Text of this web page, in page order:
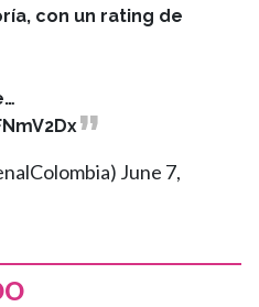
con un rating de
June 7,